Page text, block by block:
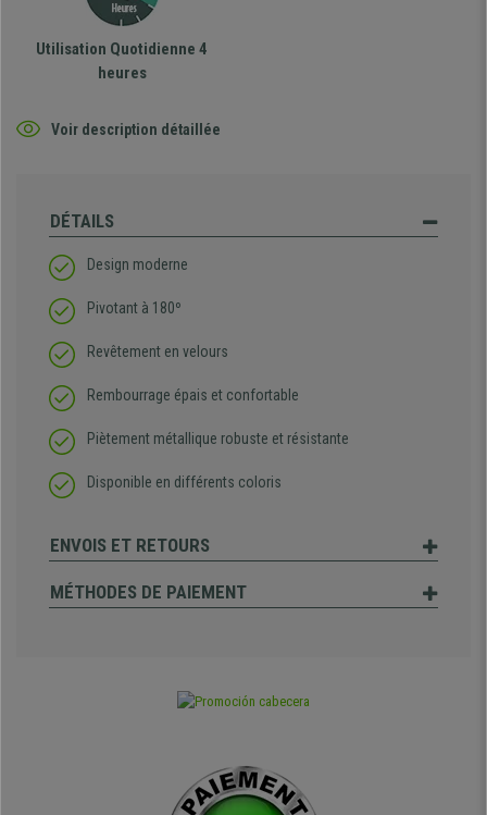
Utilisation Quotidienne 4
heures
Voir description détaillée
DÉTAILS
Design moderne
Pivotant à 180º
Revêtement en velours
Rembourrage épais et confortable
Piètement métallique robuste et résistante
Disponible en différents coloris
ENVOIS ET RETOURS
MÉTHODES DE PAIEMENT